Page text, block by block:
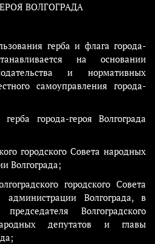
ВОЛГОГРАДА
герба и флага города-
на основании
и нормативных
самоуправления города-
города-героя Волгограда
городского Совета народных
Волгограда;
городского Совета
Волгограда, в
Волгоградского
депутатов и главы